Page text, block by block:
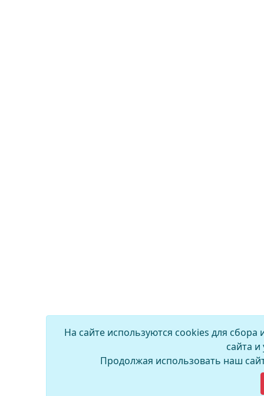
На сайте используются cookies для
сайта и
Продолжая использовать наш